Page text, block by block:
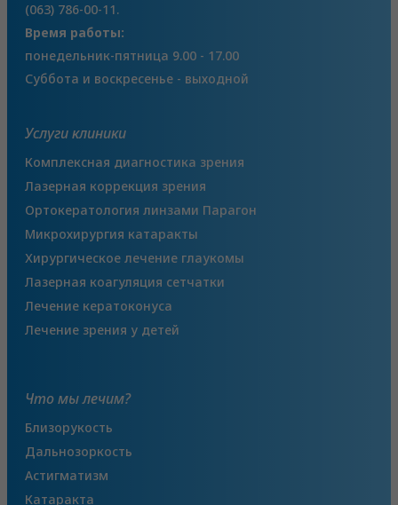
(063) 786-00-11.
Время работы:
понедельник-пятница 9.00 - 17.00
Суббота и воскресенье - выходной
Услуги клиники
Комплексная диагностика зрения
Лазерная коррекция зрения
Ортокератология линзами Парагон
Микрохирургия катаракты
Хирургическое лечение глаукомы
Лазерная коагуляция сетчатки
Лечение кератоконуса
Лечение зрения у детей
Что мы лечим?
Близорукость
Дальнозоркость
Астигматизм
Катаракта